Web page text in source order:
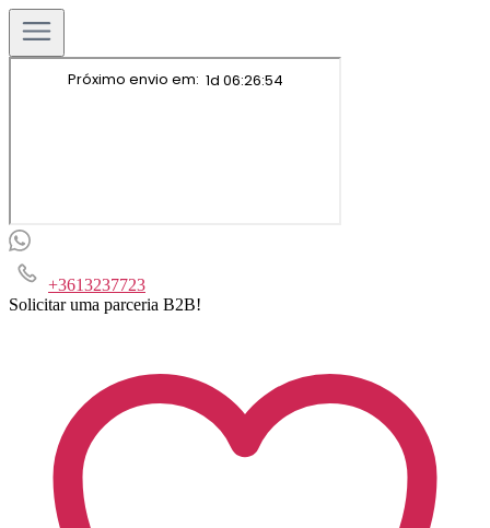
+3613237723
Solicitar uma parceria B2B!